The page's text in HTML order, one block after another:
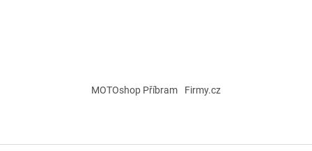
MOTOshop Příbram Firmy.cz